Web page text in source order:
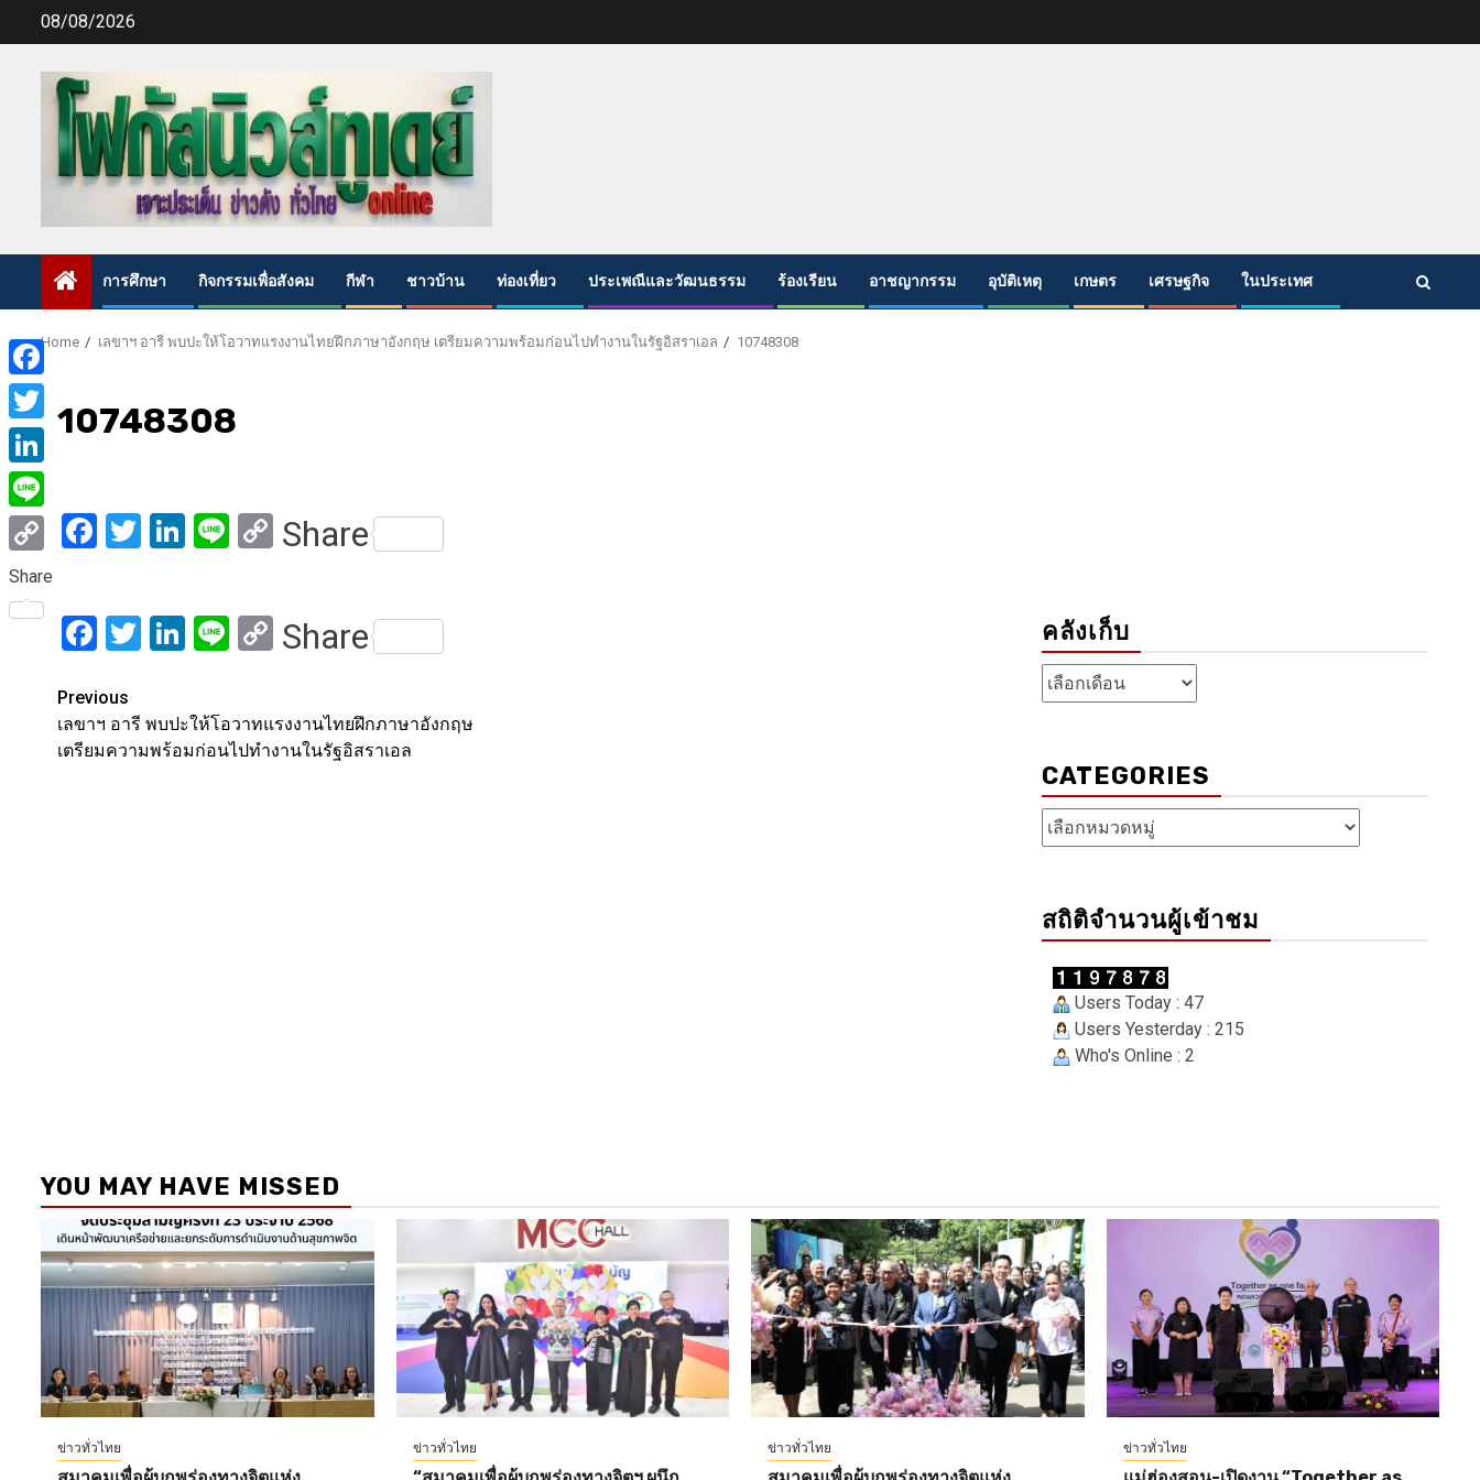
08/08/2026
การศึกษา กิจกรรมเพื่อสังคม กีฬา ชาวบ้าน ท่องเที่ยว ประเพณีและวัฒนธรรม ร้องเรียน อาชญากรรม อุบัติเหตุ เกษตร เศรษฐกิจ ในประเทศ
Home เลขาฯ อารี พบปะให้โอวาทแรงงานไทยฝึกภาษาอังกฤษ เตรียมความพร้อมก่อนไปทำงานในรัฐอิสราเอล 10748308
10748308
Facebook
Twitter
LinkedIn
LineCopy
Share
Facebook
Twitter
LinkedIn
LineCopy
Share
Post
navigation
Previous
เลขาฯ อารี พบปะให้โอวาทแรงงานไทยฝึกภาษาอังกฤษ
เตรียมความพร้อมก่อนไปทำงานในรัฐอิสราเอล
คลังเก็บ
คลัง
เก็บ
CATEGORIES
Categories
สถิติจำนวนผู้เข้าชม
Users Today : 47
Users Yesterday : 215
Who's Online : 2
YOU MAY HAVE MISSED
ข่าวทั่วไทย ข่าวทั่วไทย ข่าวทั่วไทย ข่าวทั่วไทย
Facebook
Twitter
LinkedIn
Line
Copy
Link
Share